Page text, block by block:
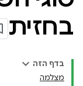
בחזית
בדף הזה
מצלמה